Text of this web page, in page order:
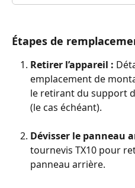
Étapes de
Retirer l’appareil :
emplacement de
le retirant du support
(le cas échéant).
Dévisser le panneau
tournevis TX10 pour
panneau arrière.